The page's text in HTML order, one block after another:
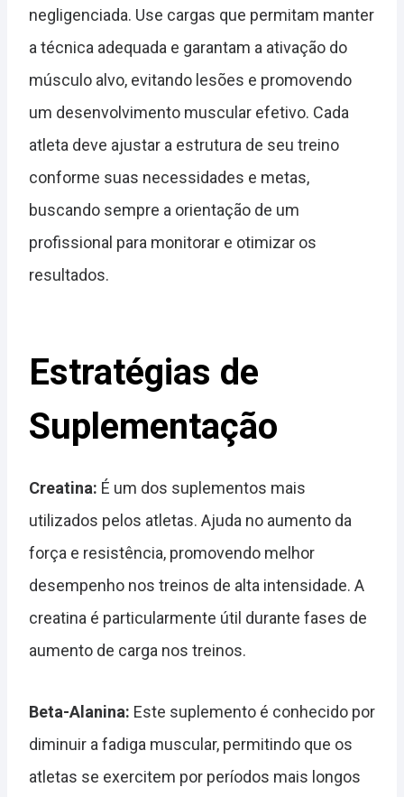
negligenciada. Use cargas que permitam manter
a técnica adequada e garantam a ativação do
músculo alvo, evitando lesões e promovendo
um desenvolvimento muscular efetivo. Cada
atleta deve ajustar a estrutura de seu treino
conforme suas necessidades e metas,
buscando sempre a orientação de um
profissional para monitorar e otimizar os
resultados.
Estratégias de
Suplementação
Creatina: É um dos suplementos mais
utilizados pelos atletas. Ajuda no aumento da
força e resistência, promovendo melhor
desempenho nos treinos de alta intensidade. A
creatina é particularmente útil durante fases de
aumento de carga nos treinos.
Beta-Alanina: Este suplemento é conhecido por
diminuir a fadiga muscular, permitindo que os
atletas se exercitem por períodos mais longos